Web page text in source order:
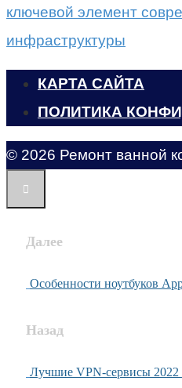
ключевой элемент
инфраструктуры
КАРТА САЙТА
ПОЛИТИКА
© 2026 Ремонт ванной
Далее
Особенности ноутбуков
Назад
Лучшие VPN-сервисы 2022